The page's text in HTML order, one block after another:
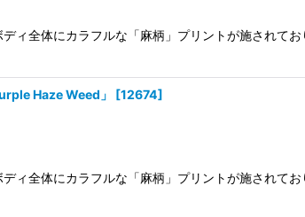
ィ全体にカラフルな「麻柄」プリントが施されて
Haze Weed」 [12674]
ィ全体にカラフルな「麻柄」プリントが施されて